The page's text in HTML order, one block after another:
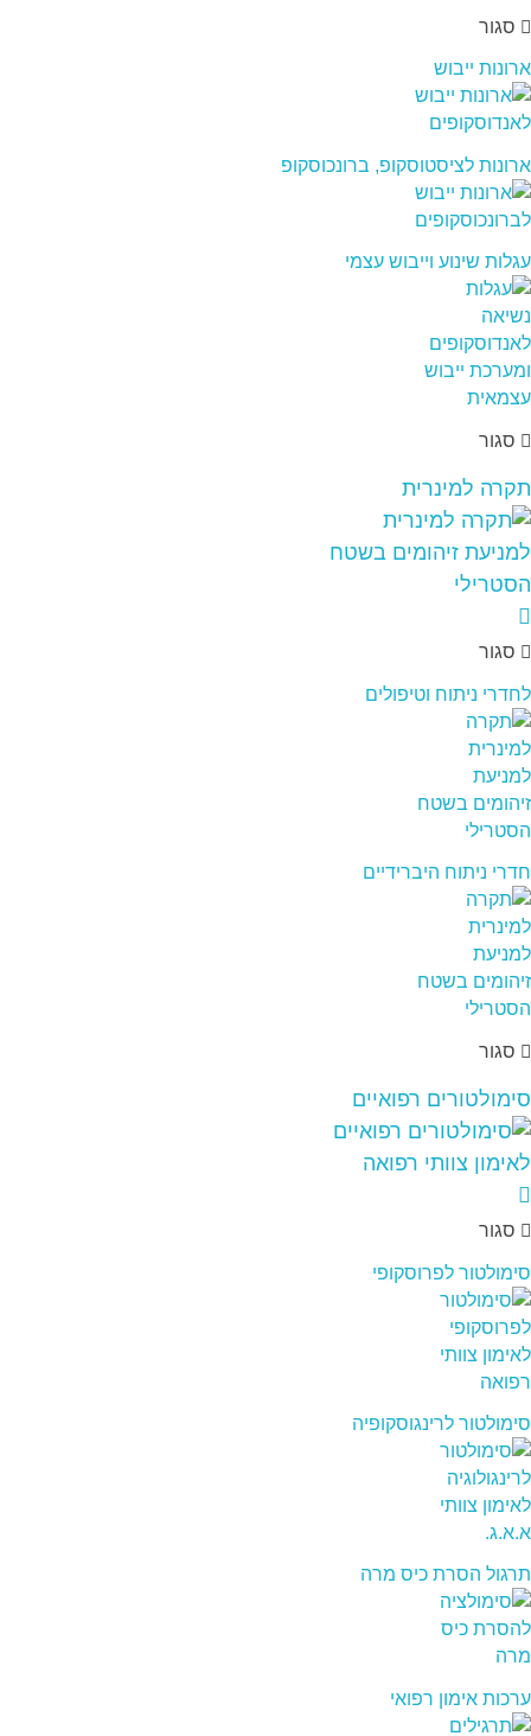
סגור
ארונות ייבוש
ארונות לציסטוסקופ, ברונכוסקופ
עגלות שינוע וייבוש עצמי
סגור
תקרה למינרית
סגור
לחדרי ניתוח וטיפולים
חדרי ניתוח היברידיים
סגור
סימולטורים רפואיים
סגור
סימולטור לפרוסקופי
סימולטור לרינגוסקופיה
תרגול הסרת כיס מרה
ערכות אימון רפואי